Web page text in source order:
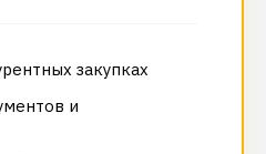
закупках
и